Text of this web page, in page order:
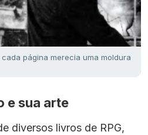
página merecia uma moldura
e sua arte
diversos livros de RPG,